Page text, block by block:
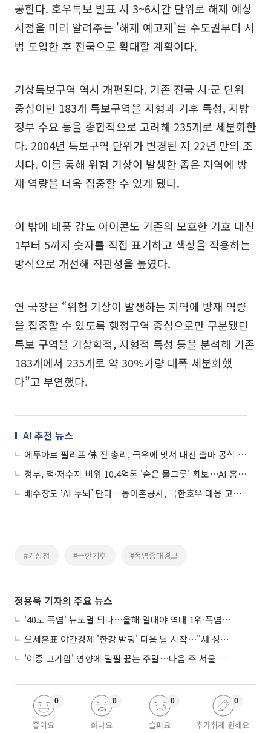
공한다. 호우특보 발표 시 3~6시간 단위로 해제 예상
시점을 미리 알려주는 '해제 예고제'를 수도권부터 시
범 도입한 후 전국으로 확대할 계획이다.
기상특보구역 역시 개편된다. 기존 전국 시·군 단위
중심이던 183개 특보구역을 지형과 기후 특성, 지방
정부 수요 등을 종합적으로 고려해 235개로 세분화한
다. 2004년 특보구역 단위가 변경된 지 22년 만의 조
치다. 이를 통해 위험 기상이 발생한 좁은 지역에 방
재 역량을 더욱 집중할 수 있게 됐다.
이 밖에 태풍 강도 아이콘도 기존의 모호한 기호 대신
1부터 5까지 숫자를 직접 표기하고 색상을 적용하는
방식으로 개선해 직관성을 높였다.
연 국장은 “위험 기상이 발생하는 지역에 방재 역량
을 집중할 수 있도록 행정구역 중심으로만 구분됐던
특보 구역을 기상학적, 지형적 특성 등을 분석해 기존
183개에서 235개로 약 30%가량 대폭 세분화했
다”고 부연했다.
AI 추천 뉴스
에두아르 필리프 佛 전 총리, 극우에 맞서 대선 출마 공식 선언
정부, 댐·저수지 비워 10.4억톤 '숨은 물그릇' 확보⋯AI 홍수예보 가동
배수장도 ‘AI 두뇌’ 단다…농어촌공사, 극한호우 대응 고도화
#기상청 #극한기후 #폭염중대경보
정용욱 기자의 주요 뉴스
'40도 폭염' 뉴노멀 되나…올해 열대야 역대 1위·폭염일수 평년 3배 넘어
오세훈표 야간경제 '한강 밤핑' 다음 달 시작⋯"새 성장동력 만들 것"
'이중 고기압' 영향에 펄펄 끓는 주말…다음 주 서울 포함 서쪽이 더 덥다
좋아요
0
화나요
0
슬퍼요
0
추가취재 원해요
0